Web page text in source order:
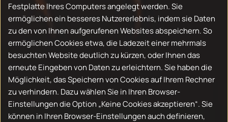
Festplatte Ihres Computers angelegt werden. Sie
ermöglichen ein besseres Nutzererlebnis, indem sie Daten
zu den von Ihnen aufgerufenen Websites abspeichern. So
ermöglichen Cookies etwa, die Ladezeit einer mehrmals
besuchten Website deutlich zu kürzen, oder Ihnen das
erneute Eingeben von Daten zu erleichtern. Sie haben die
Möglichkeit, das Speichern von Cookies auf Ihrem Rechner
zu verhindern. Dazu wählen Sie in Ihren Browser-
Einstellungen die Option „Keine Cookies akzeptieren“. Sie
können in Ihren Browser-Einstellungen auch definieren,